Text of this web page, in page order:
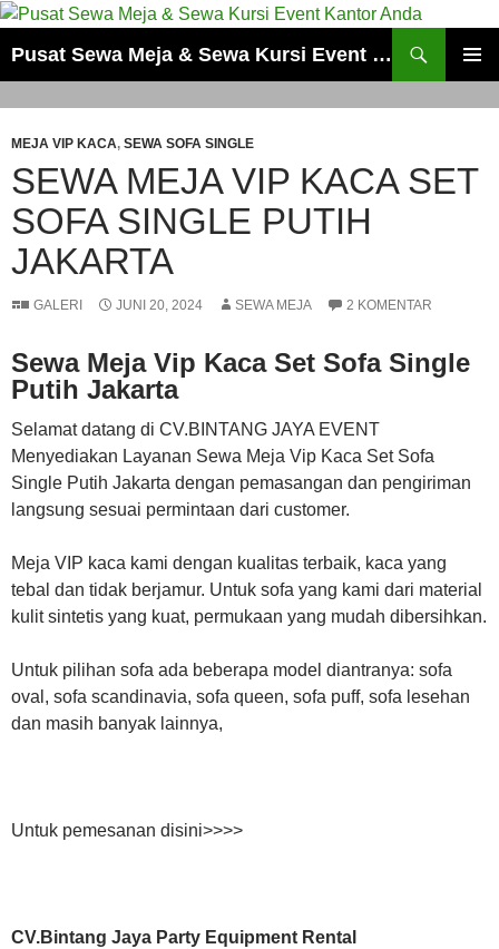
Pusat Sewa Meja & Sewa Kursi Event Kantor Anda
MEJA VIP KACA, SEWA SOFA SINGLE
SEWA MEJA VIP KACA SET
SOFA SINGLE PUTIH
JAKARTA
GALERI JUNI 20, 2024 SEWA MEJA 2 KOMENTAR
Sewa Meja Vip Kaca Set Sofa Single
Putih Jakarta
Selamat datang di CV.BINTANG JAYA EVENT
Menyediakan Layanan Sewa Meja Vip Kaca Set Sofa
Single Putih Jakarta dengan pemasangan dan pengiriman
langsung sesuai permintaan dari customer.
Meja VIP kaca kami dengan kualitas terbaik, kaca yang
tebal dan tidak berjamur. Untuk sofa yang kami dari material
kulit sintetis yang kuat, permukaan yang mudah dibersihkan.
Untuk pilihan sofa ada beberapa model diantranya: sofa
oval, sofa scandinavia, sofa queen, sofa puff, sofa lesehan
dan masih banyak lainnya,
Untuk pemesanan disini>>>>
CV.Bintang Jaya Party Equipment Rental